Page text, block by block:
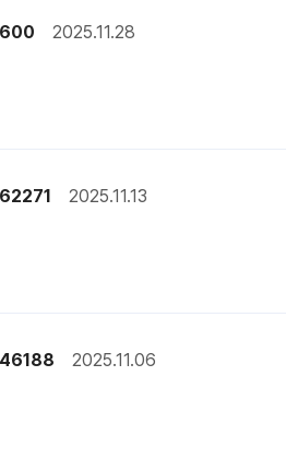
600
2025.11.28
62271
2025.11.13
46188
2025.11.06